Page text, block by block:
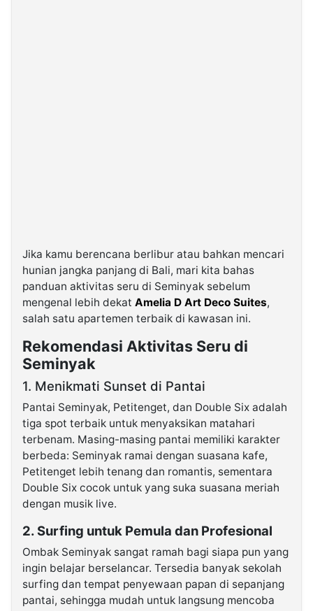
Jika kamu berencana berlibur atau bahkan mencari
hunian jangka panjang di Bali, mari kita bahas
panduan aktivitas seru di Seminyak sebelum
mengenal lebih dekat Amelia D Art Deco Suites,
salah satu apartemen terbaik di kawasan ini.
Rekomendasi Aktivitas Seru di
Seminyak
1. Menikmati Sunset di Pantai
Pantai Seminyak, Petitenget, dan Double Six adalah
tiga spot terbaik untuk menyaksikan matahari
terbenam. Masing-masing pantai memiliki karakter
berbeda: Seminyak ramai dengan suasana kafe,
Petitenget lebih tenang dan romantis, sementara
Double Six cocok untuk yang suka suasana meriah
dengan musik live.
2. Surfing untuk Pemula dan Profesional
Ombak Seminyak sangat ramah bagi siapa pun yang
ingin belajar berselancar. Tersedia banyak sekolah
surfing dan tempat penyewaan papan di sepanjang
pantai, sehingga mudah untuk langsung mencoba